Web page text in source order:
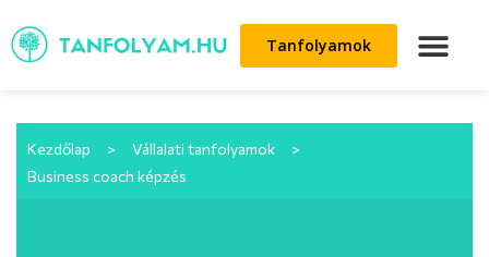
Tanfolyamok
Kezdőlap > Vállalati tanfolyamok
>
Business coach képzés